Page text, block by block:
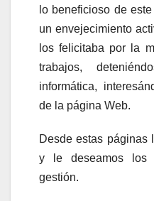
lo beneficioso de
un envejecimiento
los felicitaba por la
trabajos,
informática,
de la página Web.
Desde estas páginas
y le deseamos los
gestión.